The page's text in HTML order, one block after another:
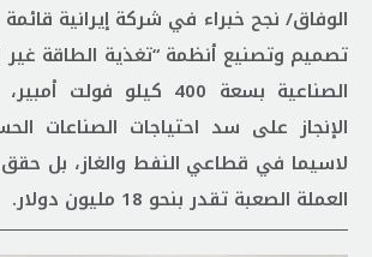
الوفاق/ نجح خبراء في شركة إيرانية
الصناعية بسعة 400 كيلو
الإنجاز على سد احتياجات الصناعات
لاسيما في قطاعي النفط والغاز، بل
العملة الصعبة تقدر بنحو 18 مليون دولار.